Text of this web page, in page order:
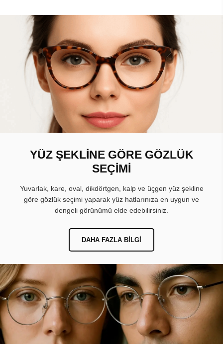
YÜZ ŞEKLİNE GÖRE GÖZLÜK
SEÇİMİ
Yuvarlak, kare, oval, dikdörtgen, kalp ve üçgen yüz şekline
göre gözlük seçimi yaparak yüz hatlarınıza en uygun ve
dengeli görünümü elde edebilirsiniz.
DAHA FAZLA BILGI